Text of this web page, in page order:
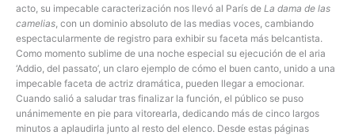
acto, su impecable caracterización nos llevó al París de La dama de las
camelias, con un dominio absoluto de las medias voces, cambiando
espectacularmente de registro para exhibir su faceta más belcantista.
Como momento sublime de una noche especial su ejecución de el aria
‘Addio, del passato’, un claro ejemplo de cómo el buen canto, unido a una
impecable faceta de actriz dramática, pueden llegar a emocionar.
Cuando salió a saludar tras finalizar la función, el público se puso
unánimemente en pie para vitorearla, dedicando más de cinco largos
minutos a aplaudirla junto al resto del elenco. Desde estas páginas